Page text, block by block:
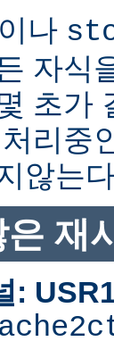
이나
자식
초가
리중
않는
은 재
: